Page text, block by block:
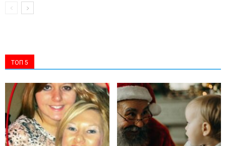
ТОП 5